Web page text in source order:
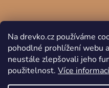
Na drevko.cz používáme
pohodlné prohlížení webu
neustále zlepšovali jeho
použitelnost. Více informací